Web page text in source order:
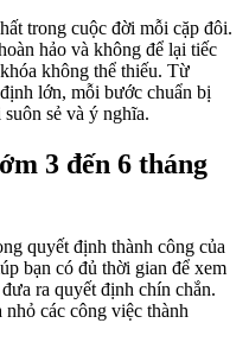
trong cuộc đời mỗi cặp đôi.
hảo và không để lại tiếc
không thể thiếu. Từ
lớn, mỗi bước chuẩn bị
sẻ và ý nghĩa.
3 đến 6 tháng
quyết định thành công của
bạn có đủ thời gian để xem
ra quyết định chín chắn.
các công việc thành